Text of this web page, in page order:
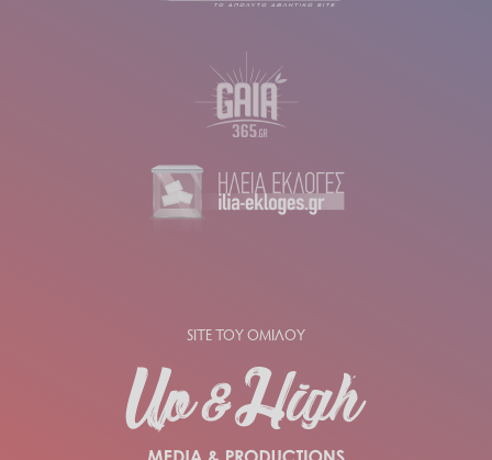
SITE ΤΟΥ ΟΜΙΛΟΥ